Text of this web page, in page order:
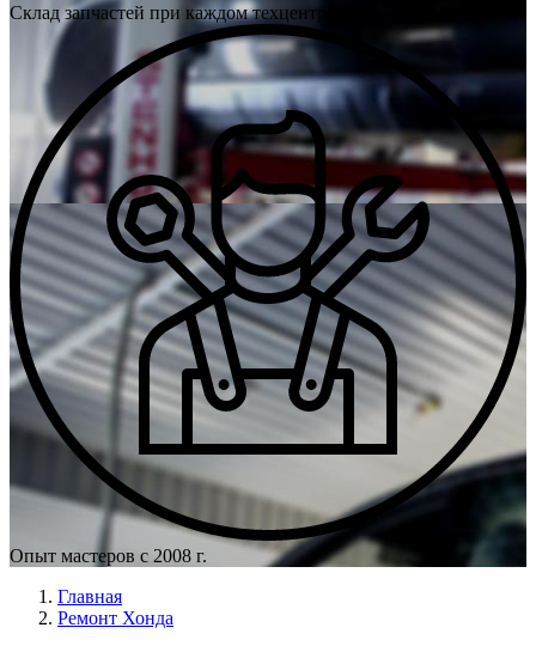
Склад запчастей при каждом техцентре
Опыт мастеров с 2008 г.
Главная
Ремонт Хонда